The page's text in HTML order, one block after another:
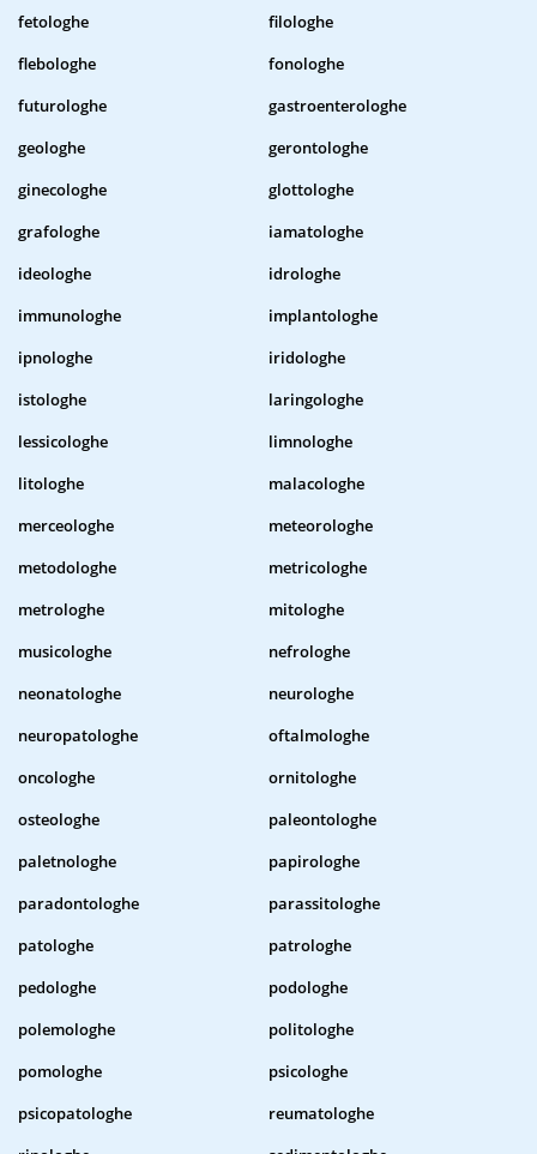
fetologhe
filologhe
flebologhe
fonologhe
futurologhe
gastroenterologhe
geologhe
gerontologhe
ginecologhe
glottologhe
grafologhe
iamatologhe
ideologhe
idrologhe
immunologhe
implantologhe
ipnologhe
iridologhe
istologhe
laringologhe
lessicologhe
limnologhe
litologhe
malacologhe
merceologhe
meteorologhe
metodologhe
metricologhe
metrologhe
mitologhe
musicologhe
nefrologhe
neonatologhe
neurologhe
neuropatologhe
oftalmologhe
oncologhe
ornitologhe
osteologhe
paleontologhe
paletnologhe
papirologhe
paradontologhe
parassitologhe
patologhe
patrologhe
pedologhe
podologhe
polemologhe
politologhe
pomologhe
psicologhe
psicopatologhe
reumatologhe